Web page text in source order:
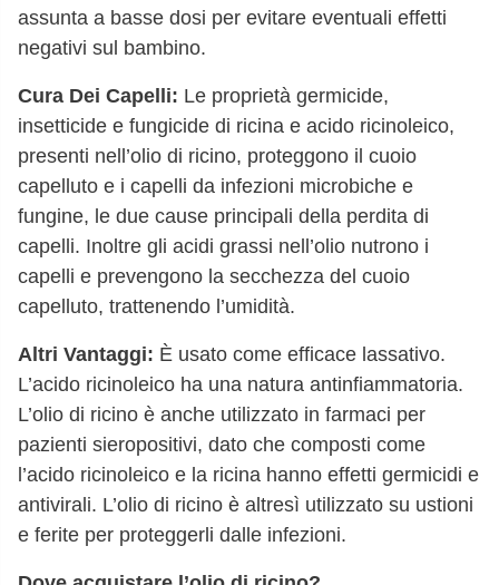
assunta a basse dosi per evitare eventuali effetti
negativi sul bambino.
Cura Dei Capelli: Le proprietà germicide,
insetticide e fungicide di ricina e acido ricinoleico,
presenti nell’olio di ricino, proteggono il cuoio
capelluto e i capelli da infezioni microbiche e
fungine, le due cause principali della perdita di
capelli. Inoltre gli acidi grassi nell’olio nutrono i
capelli e prevengono la secchezza del cuoio
capelluto, trattenendo l’umidità.
Altri Vantaggi: È usato come efficace lassativo.
L’acido ricinoleico ha una natura antinfiammatoria.
L’olio di ricino è anche utilizzato in farmaci per
pazienti sieropositivi, dato che composti come
l’acido ricinoleico e la ricina hanno effetti germicidi e
antivirali. L’olio di ricino è altresì utilizzato su ustioni
e ferite per proteggerli dalle infezioni.